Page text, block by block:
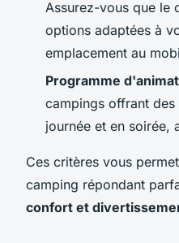
Assurez-vous que le
options adaptées à
emplacement au
Programme
campings offrant
journée et en soirée,
Ces critères vous
camping répondant
confort et